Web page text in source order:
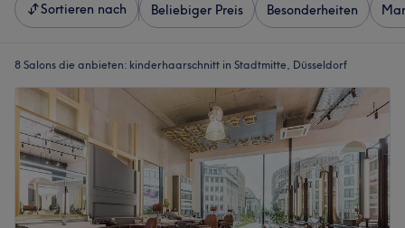
Sortieren nach Beliebiger Preis Besonderheiten
8 Salons die anbieten: kinderhaarschnitt in Stadtmitte, Düsseldorf